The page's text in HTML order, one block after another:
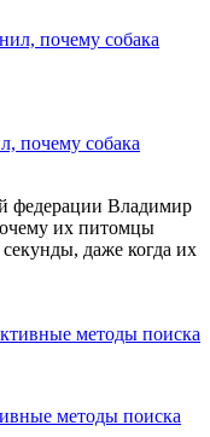
почему собака
федерации Владимир
их питомцы
даже когда их
методы поиска